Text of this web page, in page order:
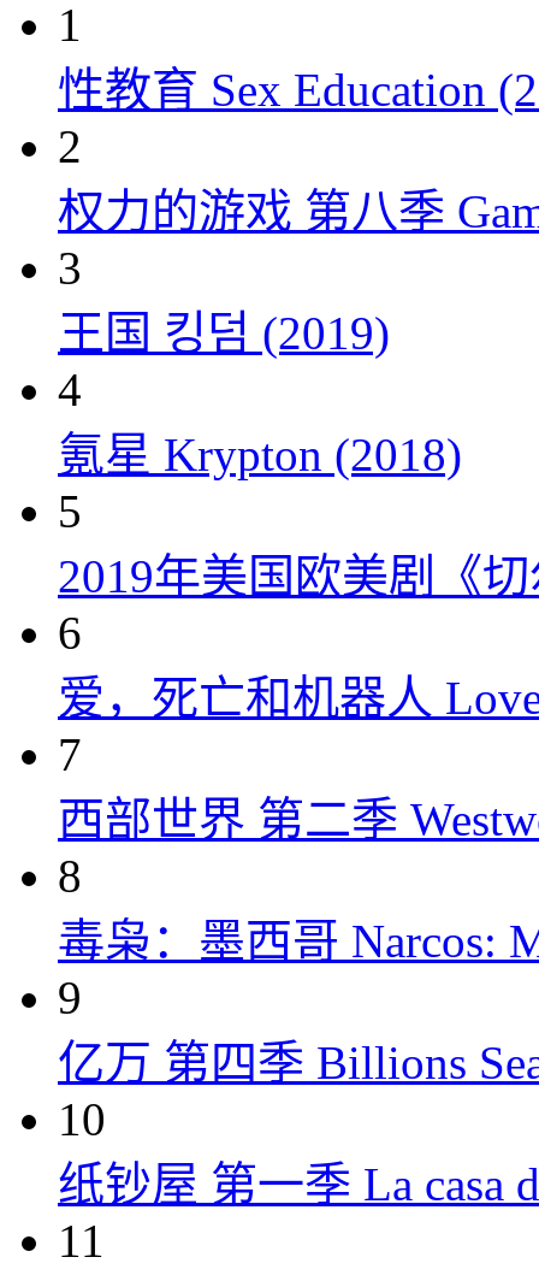
1
性教育 Sex Education
2
权力的游戏 第八季
3
王国 킹덤 (2019)
4
氪星 Krypton (2018)
5
2019年美国欧美剧《
6
爱，死亡和机器人
7
西部世界 第二季
8
毒枭：墨西哥 Narcos:
9
亿万 第四季 Billions
10
纸钞屋 第一季 La casa
11